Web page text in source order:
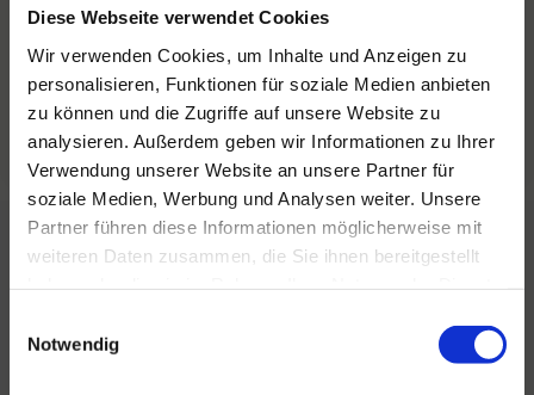
Diese Webseite verwendet Cookies
Wir verwenden Cookies, um Inhalte und Anzeigen zu
personalisieren, Funktionen für soziale Medien anbieten
zu können und die Zugriffe auf unsere Website zu
analysieren. Außerdem geben wir Informationen zu Ihrer
Verwendung unserer Website an unsere Partner für
soziale Medien, Werbung und Analysen weiter. Unsere
Partner führen diese Informationen möglicherweise mit
weiteren Daten zusammen, die Sie ihnen bereitgestellt
Notwendig
Hansen Dranken
allgemeine Fragen oder Verkaufsinformationen
Ich stimme der Datenschutzerklärungzu.
Senden